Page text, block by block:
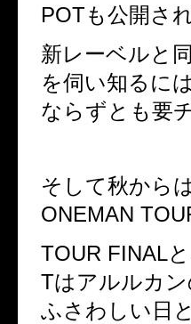
POTも公開さ
新レーベルと
を伺い知るに
ならずとも要
そして秋から
ONEMAN
TOUR FINAL
Tはアルルカン
ふさわしい日